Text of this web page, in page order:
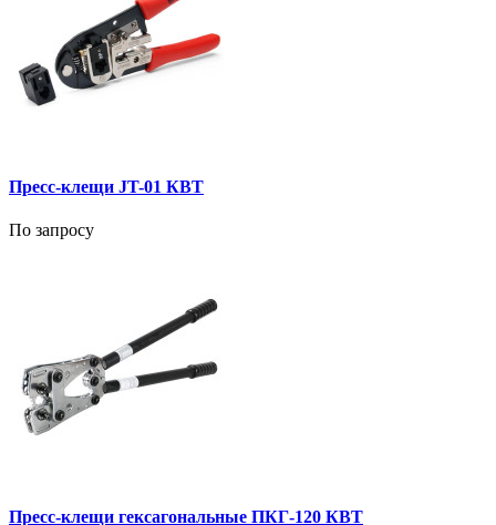
Пресс-клещи JT-01 КВТ
По запросу
Пресс-клещи гексагональные ПКГ-120 КВТ